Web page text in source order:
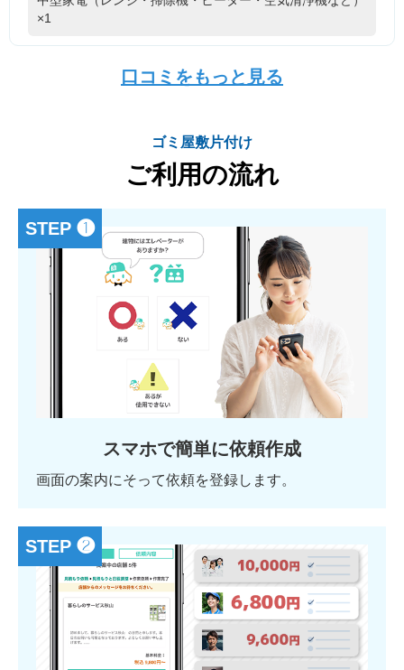
×1
口コミをもっと見る
ゴミ屋敷片付け
ご利用の流れ
STEP ❶
スマホで簡単に依頼作成
画面の案内にそって依頼を登録します。
STEP ❷